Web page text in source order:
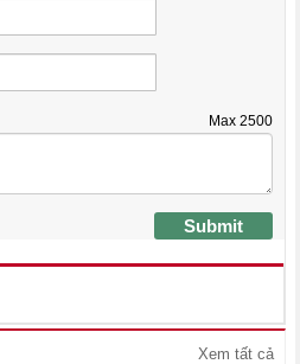
Max 2500
Submit
Xem tất cả